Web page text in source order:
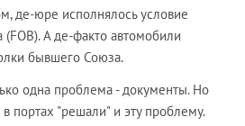
де-юре исполнялось условие
(FOB). А де-факто автомобили
бывшего Союза.
одна проблема - документы. Но
портах "решали" и эту проблему.